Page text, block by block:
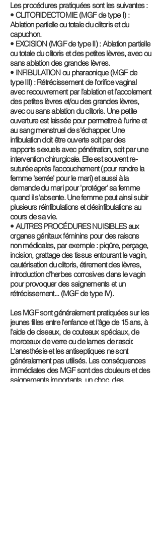
Les procédures pratiquées sont les suivantes :
• CLITORIDECTOMIE (MGF de type I) :
Ablation partielle ou totale du clitoris et du
capuchon.
• EXCISION (MGF de type II) : Ablation partielle
ou totale du clitoris et des petites lèvres, avec ou
sans ablation des grandes lèvres.
• INFIBULATION ou pharaonique (MGF de
type III) : Rétrécissement de l'orifice vaginal
avec recouvrement par l’ablation et l’accolement
des petites lèvres et/ou des grandes lèvres,
avec ou sans ablation du clitoris. Une petite
ouverture est laissée pour permettre à l'urine et
au sang menstruel de s'échapper. Une
infibulation doit être ouverte soit par des
rapports sexuels avec pénétration, soit par une
intervention chirurgicale. Elle est souvent re-
suturée après l'accouchement (pour rendre la
femme 'serrée' pour le mari) et aussi à la
demande du mari pour 'protéger' sa femme
quand il s'absente. Une femme peut ainsi subir
plusieurs réinfibulations et désinfibulations au
cours de sa vie.
• AUTRES PROCÉDURES NUISIBLES aux
organes génitaux féminins pour des raisons
non médicales, par exemple : piqûre, perçage,
incision, grattage des tissus entourant le vagin,
cautérisation du clitoris, étirement des lèvres,
introduction d'herbes corrosives dans le vagin
pour provoquer des saignements et un
rétrécissement... (MGF de type IV).
Les MGF sont généralement pratiquées sur les
jeunes filles entre l'enfance et l'âge de 15 ans, à
l'aide de ciseaux, de couteaux spéciaux, de
morceaux de verre ou de lames de rasoir.
L'anesthésie et les antiseptiques ne sont
généralement pas utilisés. Les conséquences
immédiates des MGF sont des douleurs et des
saignements importants, un choc, des